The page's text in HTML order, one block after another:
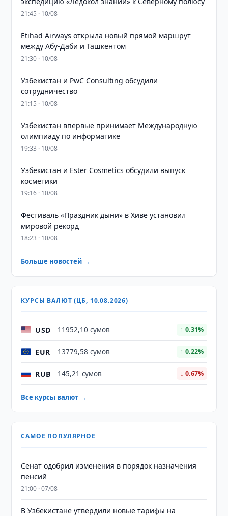
21:45 · 10/08
Etihad Airways открыла новый прямой маршрут
между Абу-Даби и Ташкентом
21:30 · 10/08
Узбекистан и PwC Consulting обсудили
сотрудничество
21:15 · 10/08
Узбекистан впервые принимает Международную
олимпиаду по информатике
19:33 · 10/08
Узбекистан и Ester Cosmetics обсудили выпуск
косметики
19:16 · 10/08
Фестиваль «Праздник дыни» в Хиве установил
мировой рекорд
18:23 · 10/08
Больше новостей →
КУРСЫ ВАЛЮТ (ЦБ, 10.08.2026)
USD 11952,10 сумов ↑ 0.31%
EUR 13779,58 сумов ↑ 0.22%
RUB 145,21 сумов ↓ 0.67%
Все курсы валют →
САМОЕ ПОПУЛЯРНОЕ
Сенат одобрил изменения в порядок назначения
пенсий
21:00 · 07/08
В Узбекистане утвердили новые тарифы на